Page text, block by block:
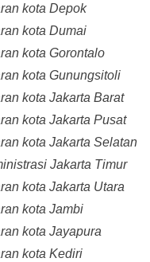
kota Depok
kota Dumai
kota Gorontalo
kota Gunungsitoli
kota Jakarta Barat
kota Jakarta Pusat
kota Jakarta Selatan
Jakarta Timur
kota Jakarta Utara
kota Jambi
kota Jayapura
kota Kediri